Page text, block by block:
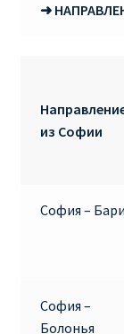
Херсона от € 15
Авиабилеты
АВИАБИЛЕТЫ
АВИАБИЛЕТЫ
Акции
➜
из Софии
София – Бари
София –
Болонья